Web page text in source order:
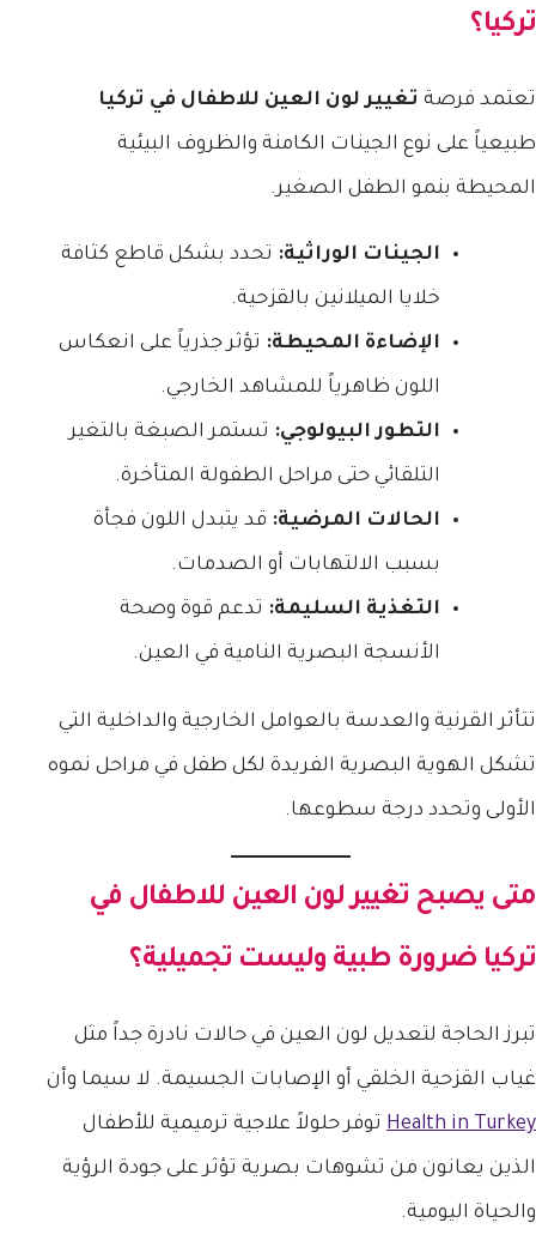
تركيا؟
تعتمد فرصة تغيير لون العين للاطفال في تركيا
طبيعياً على نوع الجينات الكامنة والظروف البيئية
المحيطة بنمو الطفل الصغير.
الجينات الوراثية: تحدد بشكل قاطع كثافة
خلايا الميلانين بالقزحية.
الإضاءة المحيطة: تؤثر جذرياً على انعكاس
اللون ظاهرياً للمشاهد الخارجي.
التطور البيولوجي: تستمر الصبغة بالتغير
التلقائي حتى مراحل الطفولة المتأخرة.
الحالات المرضية: قد يتبدل اللون فجأة
بسبب الالتهابات أو الصدمات.
التغذية السليمة: تدعم قوة وصحة
الأنسجة البصرية النامية في العين.
تتأثر القرنية والعدسة بالعوامل الخارجية والداخلية التي
تشكل الهوية البصرية الفريدة لكل طفل في مراحل نموه
الأولى وتحدد درجة سطوعها.
متى يصبح تغيير لون العين للاطفال في
تركيا ضرورة طبية وليست تجميلية؟
تبرز الحاجة لتعديل لون العين في حالات نادرة جداً مثل
غياب القزحية الخلقي أو الإصابات الجسيمة. لا سيما وأن
Health in Turkey توفر حلولاً علاجية ترميمية للأطفال
الذين يعانون من تشوهات بصرية تؤثر على جودة الرؤية
والحياة اليومية.